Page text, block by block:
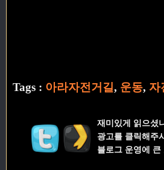
Tags : 아라자전거길, 운동, 자
재미있게 읽으셨
광고를 클릭해주
블로그 운영에